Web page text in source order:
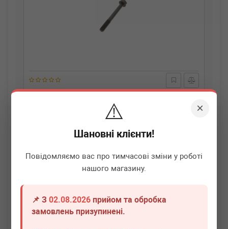
×
⚠️
Шановні клієнти!
Повідомляємо вас про тимчасові зміни у роботі
нашого магазину.
📌 З02.08.2026 прийом та обробка
замовлень призупинені.
BMW 11367500574
Болт шестерні розподільного валу BMW 3 (E46/E90-
E93)/5 (e60/E61)/X3 (E83) 01-15 N43/N46
Термін 1 дн.
280
В кошик